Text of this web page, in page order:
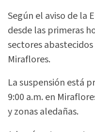
Según el aviso de la
desde las primeras
sectores
Miraflores.
La suspensión está
9:00 a.m. en
y zonas aledañas.